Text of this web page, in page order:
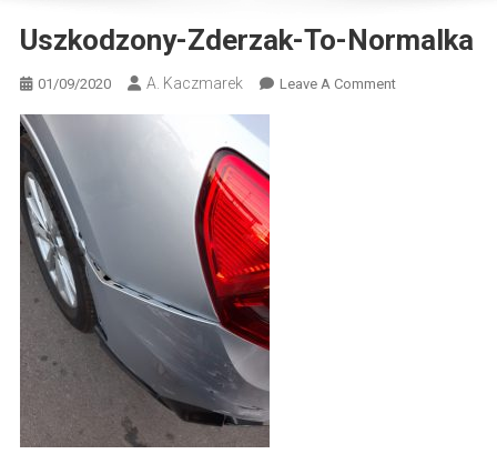
Uszkodzony-Zderzak-To-Normalka
01/09/2020 A. Kaczmarek Leave A CommentOn